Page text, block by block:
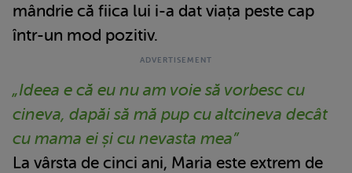
mândrie că fiica lui i-a dat viața peste cap
într-un mod pozitiv.
„Ideea e că eu nu am voie să vorbesc cu
cineva, dapăi să mă pup cu altcineva decât
cu mama ei și cu nevasta mea”
La vârsta de cinci ani, Maria este extrem de